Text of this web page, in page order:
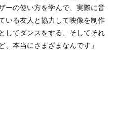
ーの使い方を学んで、実際に音
いる友人と協力して映像を制作
してダンスをする、そしてそれ
、本当にさまざまなんです」